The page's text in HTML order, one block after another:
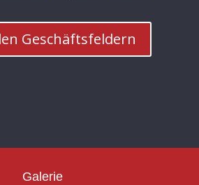
Geschäftsfeldern
Galerie